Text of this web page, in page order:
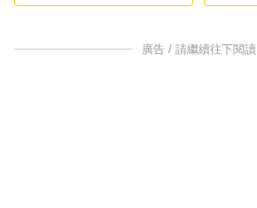
廣告 / 請繼續往下閱讀